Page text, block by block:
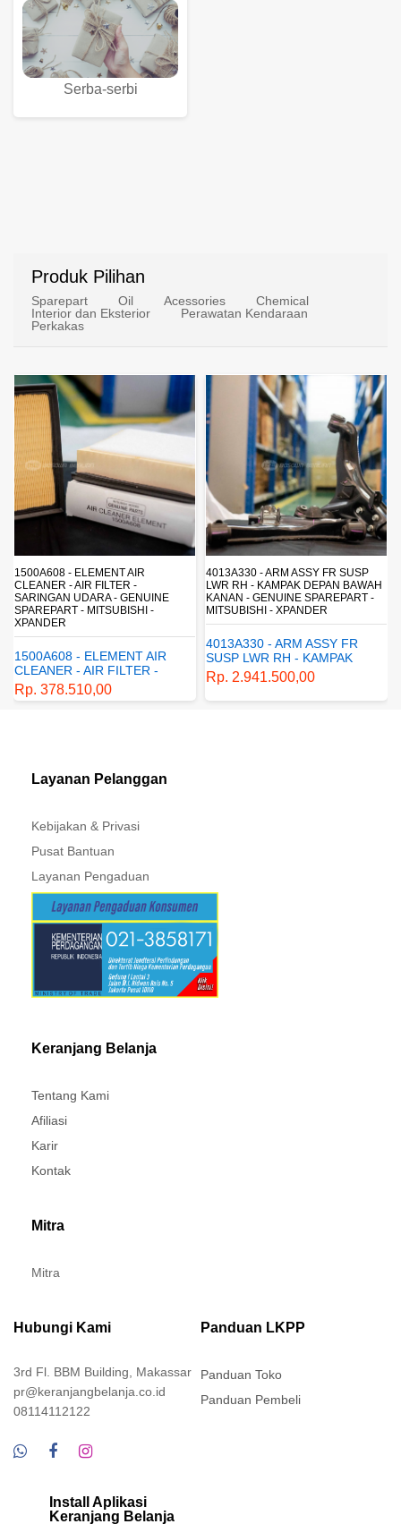
Serba-serbi
Produk Pilihan
Sparepart Oil Acessories
Chemical
Interior dan Eksterior
Perawatan Kendaraan
Perkakas
4013A330 - ARM ASSY FR SUSP
LWR RH - KAMPAK DEPAN BAWAH
KANAN - GENUINE SPAREPART -
MITSUBISHI - XPANDER
SUSP LWR RH - KAMPAK
DEPAN BAWAH KANAN -
GENUINE SPAREPART -
MITSUBISHI - XPANDER
Rp. 2.941.500,00
4162A413 - SHOCK ABSORBER RR
SUSP - SUSPENSI BELAKANG -
SHOCKBREAKER BELAKANG -
GENUINE SPAREPART -
MITSUBISHI - XPANDER
4162A413 - SHOCK
ABSORBER RR SUSP -
SUSPENSI BELAKANG -
SHOCKBREAKER BELAKANG
Rp. 1.198.800,00
Layanan Pelanggan
Kebijakan & Privasi
Pusat Bantuan
Layanan Pengaduan
Keranjang Belanja
Tentang Kami
Afiliasi
Karir
Kontak
Mitra
Mitra
Hubungi Kami
3rd Fl. BBM Building, Makassar
pr@keranjangbelanja.co.id
08114112122
Panduan LKPP
Panduan Toko
Panduan Pembeli
Install Aplikasi
Keranjang Belanja